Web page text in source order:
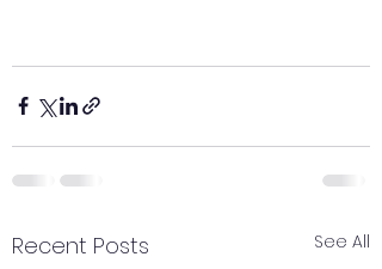
Recent Posts See All